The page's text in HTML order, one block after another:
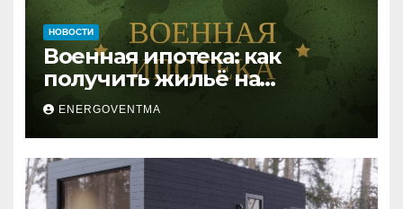
НОВОСТИ
Военная ипотека: как
получить жильё на
выгодных условиях
ENERGOVENTMA